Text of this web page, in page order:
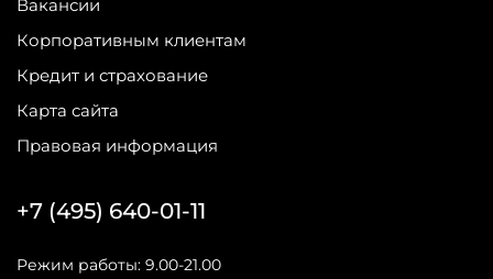
Вакансии
Корпоративным клиентам
Кредит и страхование
Карта сайта
Правовая информация
+7 (495) 640-01-11
Режим работы: 9.00-21.00